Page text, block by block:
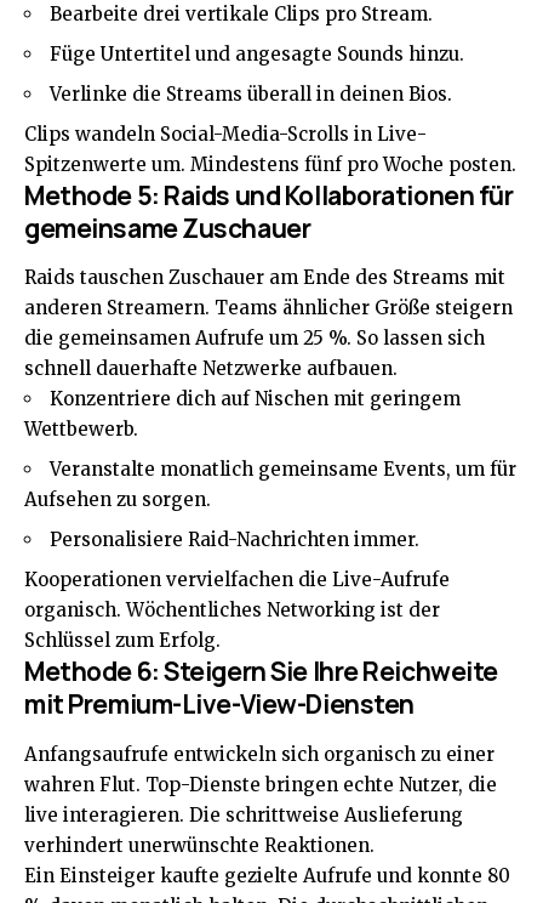
Bearbeite drei vertikale Clips pro Stream.
Füge Untertitel und angesagte Sounds hinzu.
Verlinke die Streams überall in deinen Bios.
Clips wandeln Social-Media-Scrolls in Live-
Spitzenwerte um. Mindestens fünf pro Woche posten.
Methode 5: Raids und Kollaborationen für
gemeinsame Zuschauer
Raids tauschen Zuschauer am Ende des Streams mit
anderen Streamern. Teams ähnlicher Größe steigern
die gemeinsamen Aufrufe um 25 %. So lassen sich
schnell dauerhafte Netzwerke aufbauen.
Konzentriere dich auf Nischen mit geringem
Wettbewerb.
Veranstalte monatlich gemeinsame Events, um für
Aufsehen zu sorgen.
Personalisiere Raid-Nachrichten immer.
Kooperationen vervielfachen die Live-Aufrufe
organisch. Wöchentliches Networking ist der
Schlüssel zum Erfolg.
Methode 6: Steigern Sie Ihre Reichweite
mit Premium-Live-View-Diensten
Anfangsaufrufe entwickeln sich organisch zu einer
wahren Flut. Top-Dienste bringen echte Nutzer, die
live interagieren. Die schrittweise Auslieferung
verhindert unerwünschte Reaktionen.
Ein Einsteiger kaufte gezielte Aufrufe und konnte 80